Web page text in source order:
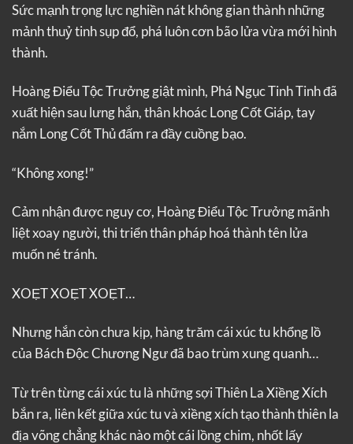
Sức mạnh trọng lực nghiền nát không gian thành những
mảnh thuỷ tinh sụp đổ, phá luôn cơn bão lửa vừa mới hình
thành.
Hoàng Điểu Tộc Trưởng giật mình, Phá Ngục Tinh Tinh đã
xuất hiện sau lưng hắn, thân khoác Long Cốt Giáp, tay
nắm Long Cốt Thủ đấm ra đầy cuồng bạo.
“Không xong!”
Cảm nhận được nguy cơ, Hoàng Điểu Tộc Trưởng mãnh
liệt xoay người, thi triển thân pháp hoá thành tên lửa
muốn né tránh.
XOẸT XOẸT XOẸT…
Nhưng hắn còn chưa kịp, hàng trăm cái xúc tu khổng lồ
của Bách Độc Chương Ngư đã bao trùm xung quanh…
Từ trên từng cái xúc tu là những sợi Thiên La Xiềng Xích
bắn ra, liên kết giữa xúc tu và xiềng xích tạo thành thiên la
địa võng chẳng khác nào một cái lồng chim, nhốt lấy